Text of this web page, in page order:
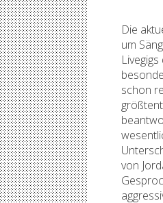
Die
um
schon
von